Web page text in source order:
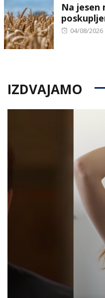
Na jesen
Posted
04/08/2026
IZDVAJAMO